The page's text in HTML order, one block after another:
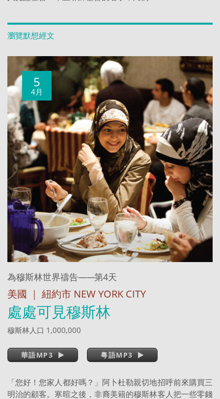
瀏覽默想經文
為穆斯林世界禱告——第4天
美國 ｜ 紐約市 NEW YORK CITY
處處可見穆斯林
穆斯林人口 1,000,000
5
4月
華語MP3 粵語MP3
「您好！您家人都好嗎？」阿卜杜勒親切地招呼前來購買三
明治的顧客。寒暄之後，非裔美籍的穆斯林客人把一些零錢